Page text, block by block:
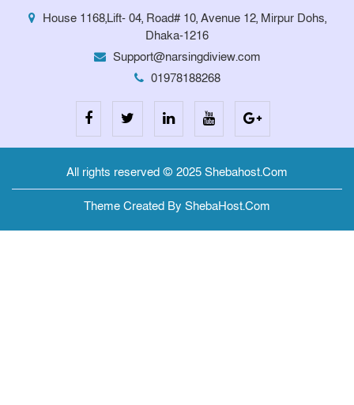
House 1168,Lift- 04, Road# 10, Avenue 12, Mirpur Dohs,
Dhaka-1216
Support@narsingdiview.com
01978188268
All rights reserved © 2025 Shebahost.Com
Theme Created By ShebaHost.Com